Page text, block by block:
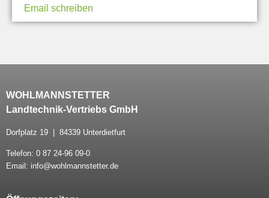
Email schreiben
WOHLMANNSTETTER
Landtechnik-Vertriebs GmbH
Dorfplatz 19 | 84339 Unterdietfurt
Telefon: 0 87 24-96 09-0
Email: info@wohlmannstetter.de